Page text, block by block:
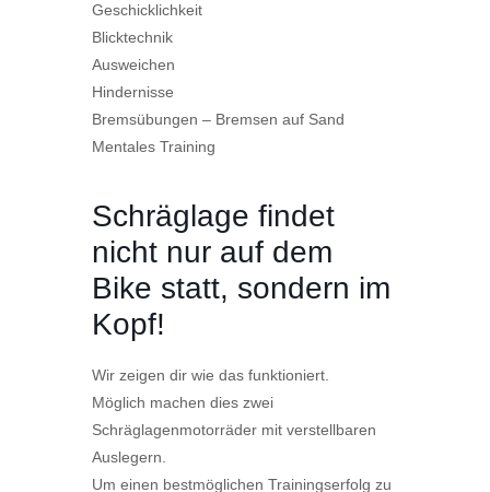
Geschicklichkeit
Blicktechnik
Ausweichen
Hindernisse
Bremsübungen – Bremsen auf Sand
Mentales Training
Schräglage findet
nicht nur auf dem
Bike statt, sondern im
Kopf!
Wir zeigen dir wie das funktioniert.
Möglich machen dies zwei
Schräglagenmotorräder mit verstellbaren
Auslegern.
Um einen bestmöglichen Trainingserfolg zu